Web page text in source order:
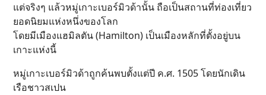
แต่จริงๆ แล้วหมู่เกาะเบอร์มิวด้านั้น ถือเป็นสถานที่ท่องเที่ยว
ยอดนิยมแห่งหนึ่งของโลก
โดยมีเมืองแฮมิลตัน (Hamilton) เป็นเมืองหลักที่ตั้งอยู่บน
เกาะแห่งนี้
หมู่เกาะเบอร์มิวด้าถูกค้นพบตั้งแต่ปี ค.ศ. 1505 โดยนักเดิน
เรือชาวสเปน